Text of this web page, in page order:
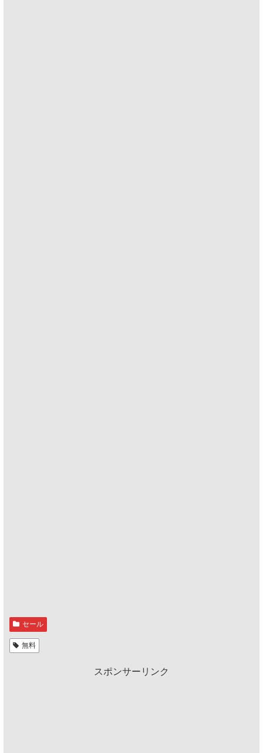
セール
無料
スポンサーリンク